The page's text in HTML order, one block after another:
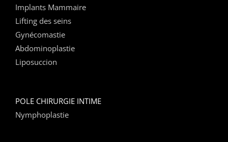
Implants Mammaire
Lifting des seins
Gynécomastie
Abdominoplastie
Liposuccion
POLE CHIRURGIE INTIME
Nymphoplastie